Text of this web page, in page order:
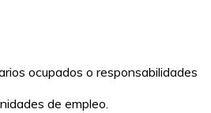
ocupados o responsabilidades
de empleo.